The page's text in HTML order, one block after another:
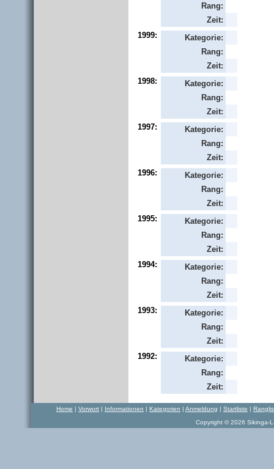
Rang:
Zeit:
1999:
Kategorie:
Rang:
Zeit:
1998:
Kategorie:
Rang:
Zeit:
1997:
Kategorie:
Rang:
Zeit:
1996:
Kategorie:
Rang:
Zeit:
1995:
Kategorie:
Rang:
Zeit:
1994:
Kategorie:
Rang:
Zeit:
1993:
Kategorie:
Rang:
Zeit:
1992:
Kategorie:
Rang:
Zeit:
Home | Vorwort | Informationen | Kategorien | Anmeldung | Startliste |
Copyright © 2026 Sikinga-